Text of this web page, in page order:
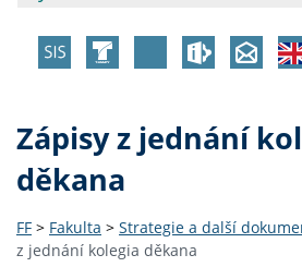
Zápisy z jednání
děkana
FF > Fakulta > Strategie a další
z jednání kolegia děkana